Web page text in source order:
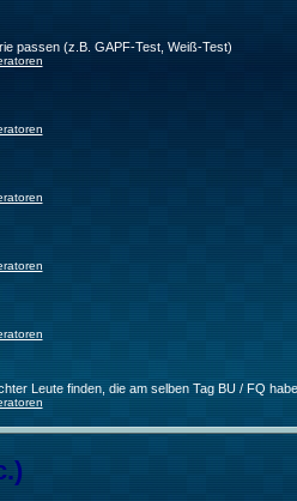
passen (z.B. GAPF-Test, Weiß-Test)
Leute finden, die am selben Tag BU / FQ